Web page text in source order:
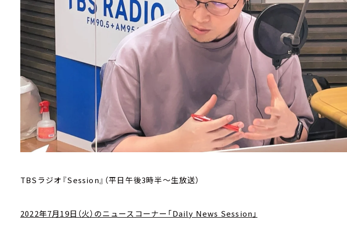
TBSラジオ『Session』（平日午後3時半～生放送）
2022年7月19日（火）のニュースコーナー「Daily News Session」